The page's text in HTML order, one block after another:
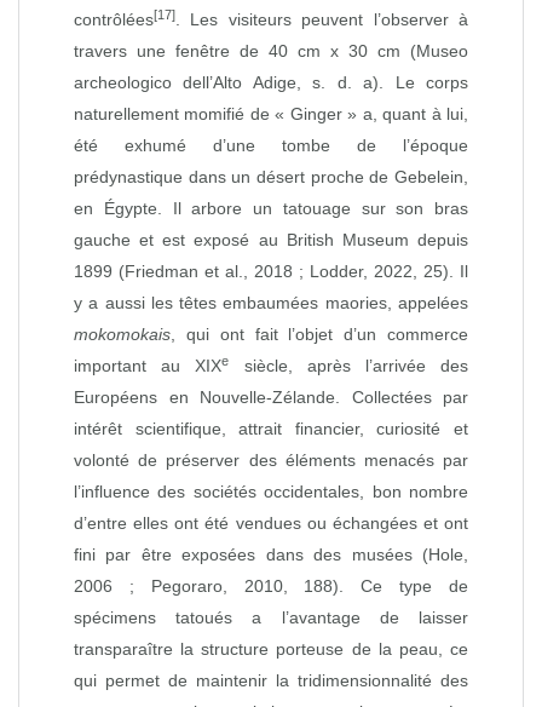
contrôlées[17]. Les visiteurs peuvent l’observer à
travers une fenêtre de 40 cm x 30 cm (Museo
archeologico dell’Alto Adige, s. d. a). Le corps
naturellement momifié de « Ginger » a, quant à lui,
été exhumé d’une tombe de l’époque
prédynastique dans un désert proche de Gebelein,
en Égypte. Il arbore un tatouage sur son bras
gauche et est exposé au British Museum depuis
1899 (Friedman et al., 2018 ; Lodder, 2022, 25). Il
y a aussi les têtes embaumées maories, appelées
mokomokais, qui ont fait l’objet d’un commerce
important au XIXe
siècle, après l’arrivée des
Européens en Nouvelle‑Zélande. Collectées par
intérêt scientifique, attrait financier, curiosité et
volonté de préserver des éléments menacés par
l’influence des sociétés occidentales, bon nombre
d’entre elles ont été vendues ou échangées et ont
fini par être exposées dans des musées (Hole,
2006 ; Pegoraro, 2010, 188). Ce type de
spécimens tatoués a l’avantage de laisser
transparaître la structure porteuse de la peau, ce
qui permet de maintenir la tridimensionnalité des